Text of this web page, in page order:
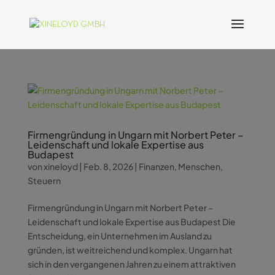
Firmengründung in Ungarn mit Norbert Peter –
Leidenschaft und lokale Expertise aus
Budapest
vonxineloyd| Feb. 8, 2026| Finanzen, Menschen,
Steuern
Firmengründung in Ungarn mit Norbert Peter –
Leidenschaft und lokale Expertise aus Budapest Die
Entscheidung, ein Unternehmen im Ausland zu
gründen, ist weitreichend und komplex. Ungarn hat
sich in den vergangenen Jahren zu einem attraktiven